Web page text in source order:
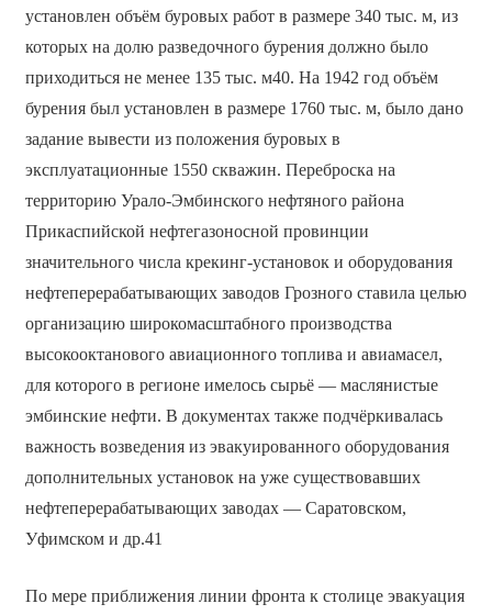
установлен объём буровых работ в размере 340 тыс. м, из
которых на долю разведочного бурения должно было
приходиться не менее 135 тыс. м40. На 1942 год объём
бурения был установлен в размере 1760 тыс. м, было дано
задание вывести из положения буровых в
эксплуатационные 1550 скважин. Переброска на
территорию Урало-Эмбинского нефтяного района
Прикаспийской нефтегазоносной провинции
значительного числа крекинг-установок и оборудования
нефтеперерабатывающих заводов Грозного ставила целью
организацию широкомасштабного производства
высокооктанового авиационного топлива и авиамасел,
для которого в регионе имелось сырьё — маслянистые
эмбинские нефти. В документах также подчёркивалась
важность возведения из эвакуированного оборудования
дополнительных установок на уже существовавших
нефтеперерабатывающих заводах — Саратовском,
Уфимском и др.41
По мере приближения линии фронта к столице эвакуация